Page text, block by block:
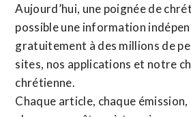
Aujourd’hui, une poignée de
possible une information
gratuitement à des millions de
sites, nos applications et notre
chrétienne.
Chaque article, chaque